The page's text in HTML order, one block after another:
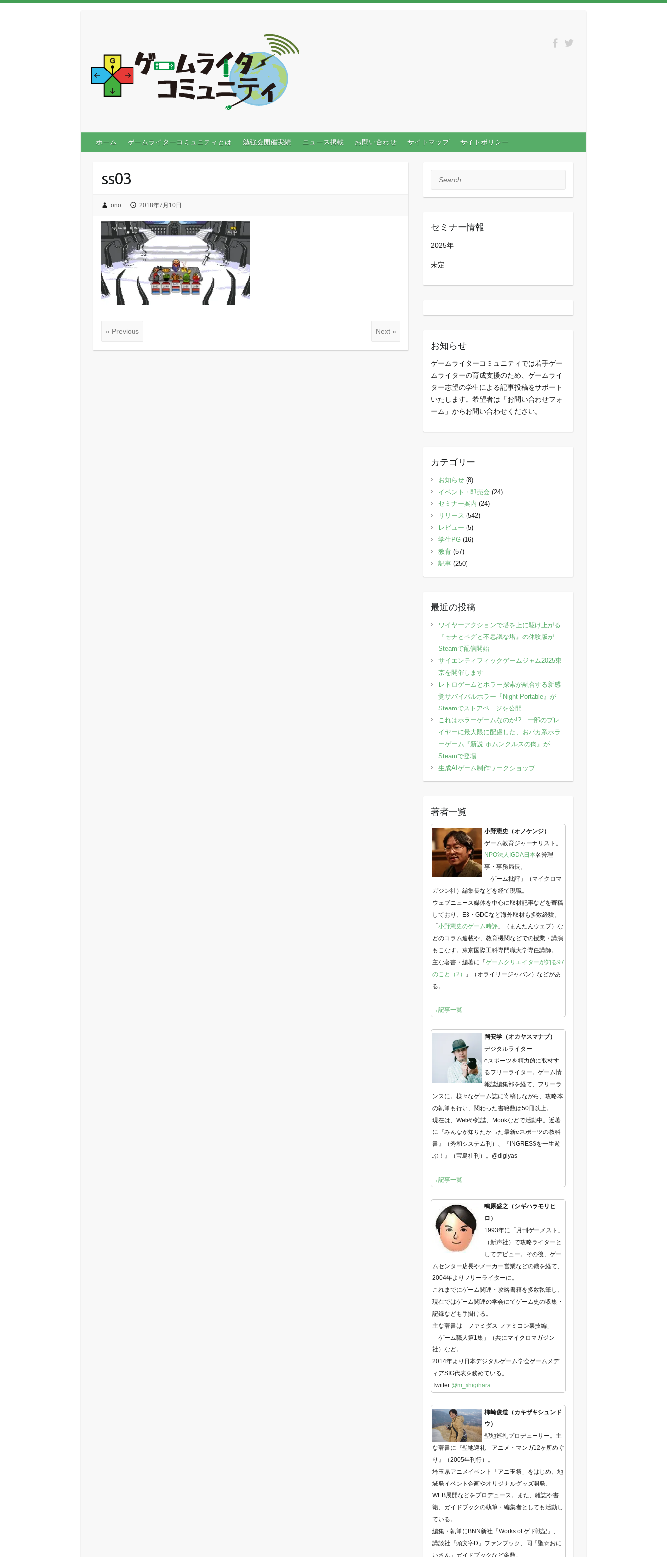
ホーム ゲームライターコミュニティとは 勉強会開催実績 ニュース掲載 お問い合わせ サイトマップ サイトポリシー
ss03
ono 2018年7月10日
« Previous Next »
Search
セミナー情報
2025年
未定
お知らせ
ゲームライターコミュニティでは若手ゲー
ムライターの育成支援のため、ゲームライ
ター志望の学生による記事投稿をサポート
いたします。希望者は「お問い合わせフォ
ーム」からお問い合わせください。
カテゴリー
お知らせ(8)
イベント・即売会 (24)
セミナー案内 (24)
リリース (542)
レビュー (5)
学生PG(16)
教育(57)
記事(250)
最近の投稿
ワイヤーアクションで塔を上に駆け上がる
『セナとペグと不思議な塔』の体験版が
Steamで配信開始
サイエンティフィックゲームジャム2025東
京を開催します
レトロゲームとホラー探索が融合する新感
覚サバイバルホラー『Night Portable』が
Steamでストアページを公開
これはホラーゲームなのか!? 一部のプレ
イヤーに最大限に配慮した、おバカ系ホラ
ーゲーム『新説 ホムンクルスの肉』が
Steamで登場
生成AIゲーム制作ワークショップ
著者一覧
小野憲史（オノケンジ）
ゲーム教育ジャーナリスト。
NPO法人IGDA日本名誉理
事・事務局長。
「ゲーム批評」（マイクロマ
ガジン社）編集長などを経て現職。
ウェブニュース媒体を中心に取材記事などを寄稿
しており、E3・GDCなど海外取材も多数経験。
「 小野憲史のゲーム時評」（まんたんウェブ）な
どのコラム連載や、教育機関などでの授業・講演
もこなす。東京国際工科専門職大学専任講師。
主な著書・編著に「 ゲームクリエイターが知る97
のこと（2）
」（オライリージャパン）などがあ
る。
→記事一覧
岡安学（オカヤスマナブ）
デジタルライター
eスポーツを精力的に取材す
るフリーライター。ゲーム情
報誌編集部を経て、フリーラ
ンスに。様々なゲーム誌に寄稿しながら、攻略本
の執筆も行い、関わった書籍数は50冊以上。
現在は、Webや雑誌、Mookなどで活動中。近著
に『みんなが知りたかった最新eスポーツの教科
書』（秀和システム刊）、『INGRESSを一生遊
ぶ！』（宝島社刊）。@digiyas
→記事一覧
鴫原盛之（シギハラモリヒ
ロ）
1993年に「月刊ゲーメスト」
（新声社）で攻略ライターと
してデビュー。その後、ゲー
ムセンター店長やメーカー営業などの職を経て、
2004年よりフリーライターに。
これまでにゲーム関連・攻略書籍を多数執筆し、
現在ではゲーム関連の学会にてゲーム史の収集・
記録なども手掛ける。
主な著書は「ファミダス ファミコン裏技編」
「ゲーム職人第1集」（共にマイクロマガジン
社）など。
2014年より日本デジタルゲーム学会ゲームメデ
ィアSIG代表を務めている。
Twitter:@m_shigihara
柿崎俊道（カキザキシュンド
ウ）
聖地巡礼プロデューサー。主
な著書に『聖地巡礼 アニメ・マンガ12ヶ所めぐ
り』（2005年刊行）。
埼玉県アニメイベント「アニ玉祭」をはじめ、地
域発イベント企画やオリジナルグッズ開発、
WEB展開などをプロデュース。また、雑誌や書
籍、ガイドブックの執筆・編集者としても活動し
ている。
編集・執筆にBNN新社『Works of ゲド戦記』、
講談社『頭文字D』ファンブック、同『聖☆おに
いさん』ガイドブックなど多数。